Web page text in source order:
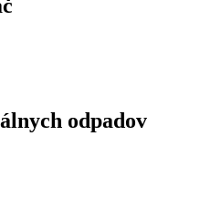
odpadov